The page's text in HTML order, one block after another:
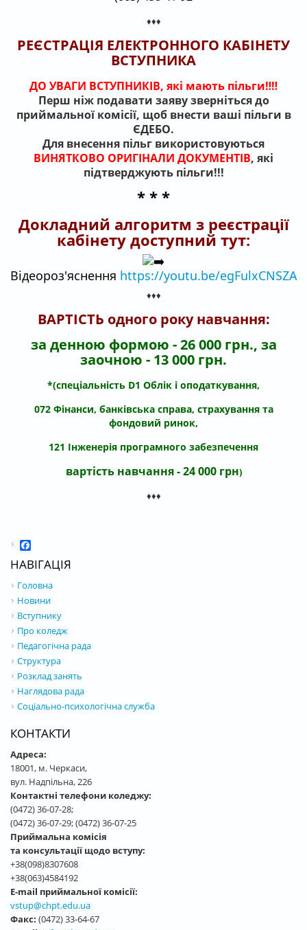
♦♦♦
РЕЄСТРАЦІЯ ЕЛЕКТРОННОГО КАБІНЕТУ
ВСТУПНИКА
ДО УВАГИ ВСТУПНИКІВ, які мають пільги‼️‼️
Перш ніж подавати заяву зверніться до
приймальної комісії, щоб внести ваші пільги в
ЄДЕБО.
Для внесення пільг використовуються
ВИНЯТКОВО ОРИГІНАЛИ ДОКУМЕНТІВ, які
підтверджують пільги!!!
* * *
Докладний алгоритм з реєстрації
кабінету доступний тут:
Відеороз'яснення https://youtu.be/egFulxCNSZA
♦♦♦
ВАРТІСТЬ одного року навчання:
за денною формою - 26 000 грн., за
заочною - 13 000 грн.
*(спеціальність D1 Облік і оподаткування,
072 Фінанси, банківська справа, страхування та
фондовий ринок,
121 Інженерія програмного забезпечення
вартість навчання - 24 000 грн)
♦♦♦
НАВІГАЦІЯ
Головна
Новини
Вступнику
Про коледж
Педагогічна рада
Структура
Розклад занять
Наглядова рада
Соціально-психологічна служба
КОНТАКТИ
Адреса:
18001, м. Черкаси,
вул. Надпільна, 226
Контактні телефони коледжу:
(0472) 36-07-28;
(0472) 36-07-29; (0472) 36-07-25
Приймальна комісія
та консультації щодо вступу:
+38(098)8307608
+38(063)4584192
E-mail приймальної комісії:
vstup@chpt.edu.ua
Факс: (0472) 33-64-67